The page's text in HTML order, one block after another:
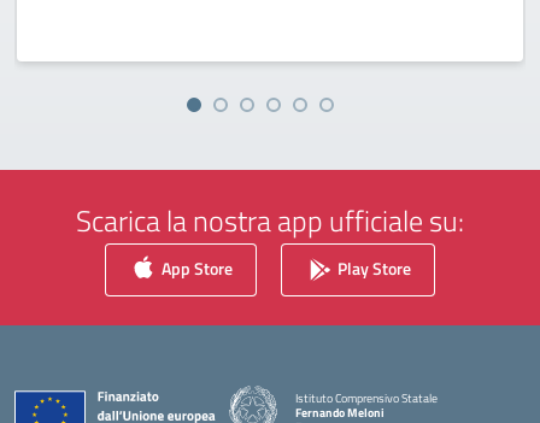
Scarica la nostra app ufficiale su:
App Store Play Store
Istituto Comprensivo Statale
Fernando Meloni